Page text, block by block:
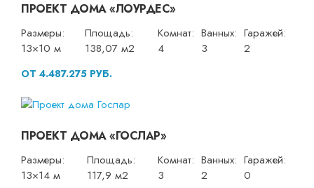
ПРОЕКТ ДОМА «ЛОУРДЕС»
Размеры:
13×10 м
Площадь:
138,07 м2
Комнат:
4
Ванных:
3
Гаражей:
2
ОТ 4.487.275 РУБ.
ПРОЕКТ ДОМА «ГОСЛАР»
Размеры:
13×14 м
Площадь:
117,9 м2
Комнат:
3
Ванных:
2
Гаражей:
0